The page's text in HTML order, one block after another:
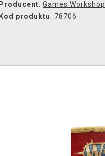
Producent: Games Workshop
Kod produktu: 78706